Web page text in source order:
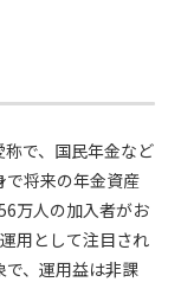
称で、国民年金など
で将来の年金資産
万人の加入者がお
用として注目され
で、運用益は非課